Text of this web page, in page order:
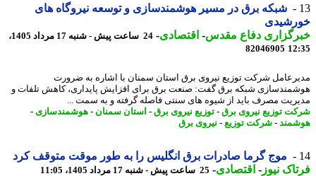
شبکه برق در مسیر هوشمندسازی و توسعه نیروگاه های
دفاع مقدس-اقتصادی-
24 ساعت پیش - شنبه 17 مرداد 1405،
82046905
شرکت توزیع نیروی برق استان سمنان با اشاره به ضرورت
شبکه برق گفت: صنعت برق برای افزایش پایداری، کاهش تلفات و
مصرف باید از شیوه های سنتی فاصله گرفته و به سمت ...
توزیع نیروی برق - توزیع نیروی برق - استان سمنان-هوشمندسازی-
-شرکت توزیع- نیروی برق
موج گرما صادرات برق انگلیس را به طور موقت متوقف کرد
نیوز-اقتصادی-25 ساعت پیش - شنبه 17 مرداد 1405، 11:05